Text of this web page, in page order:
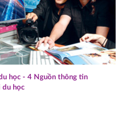
học - 4 Nguồn thông tin
du học